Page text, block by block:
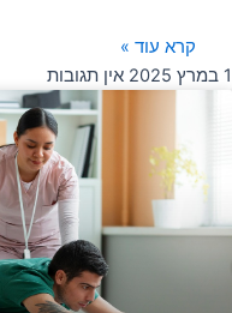
קרא עוד »
1 במרץ 2025
אין תגובות